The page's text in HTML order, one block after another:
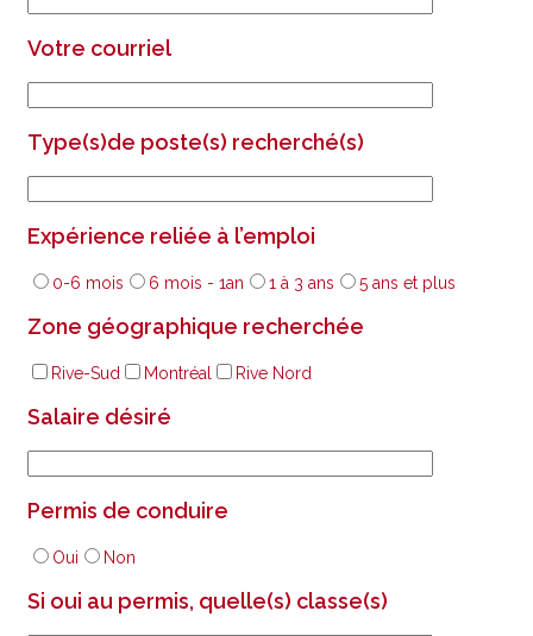
Votre courriel
Type(s)de poste(s) recherché(s)
Expérience reliée à l’emploi
0-6 mois 6 mois - 1an 1 à 3 ans 5 ans et plus
Zone géographique recherchée
Rive-Sud Montréal Rive Nord
Salaire désiré
Permis de conduire
Oui Non
Si oui au permis, quelle(s) classe(s)